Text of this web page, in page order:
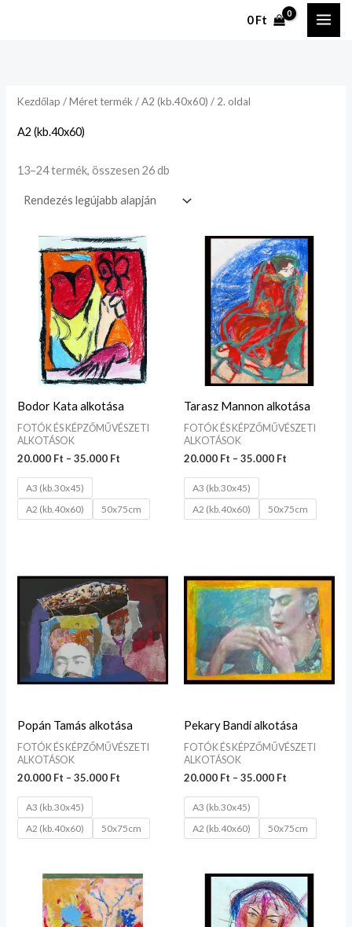
0Ft
Kezdőlap / Méret termék /A2 (kb.40x60) / 2. oldal
A2 (kb.40x60)
13–24 termék, összesen 26 db
Bodor Kata alkotása
FOTÓK ÉS KÉPZŐMŰVÉSZETI
ALKOTÁSOK
20.000 Ft – 35.000 Ft
Ártartomány:
20.000 Ft
-
35.000 Ft
A3 (kb.30x45)
A2 (kb.40x60)
50x75cm
Tarasz Mannon alkotása
FOTÓK ÉS KÉPZŐMŰVÉSZETI
ALKOTÁSOK
20.000 Ft – 35.000 Ft
Ártartomány:
20.000 Ft
-
35.000 Ft
A3 (kb.30x45)
A2 (kb.40x60)
50x75cm
Popán Tamás alkotása
FOTÓK ÉS KÉPZŐMŰVÉSZETI
ALKOTÁSOK
20.000 Ft – 35.000 Ft
20.000 Ft
-
35.000 Ft
A3 (kb.30x45)
A2 (kb.40x60)
50x75cm
Pekary Bandi alkotása
FOTÓK ÉS KÉPZŐMŰVÉSZETI
ALKOTÁSOK
20.000 Ft – 35.000 Ft
20.000 Ft
-
35.000 Ft
A3 (kb.30x45)
A2 (kb.40x60)
50x75cm
Ártartomány:
20.000 Ft
-
35.000 Ft
Ártartomány:
20.000 Ft
-
35.000 Ft